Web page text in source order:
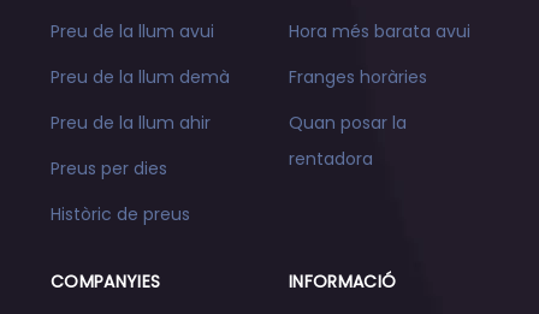
Preu de la llum avui
Preu de la llum demà
Preu de la llum ahir
Preus per dies
Històric de preus
Hora més barata avui
Franges horàries
Quan posar la
rentadora
COMPANYIES
INFORMACIÓ